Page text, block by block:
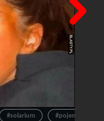
#solarium #pojemniki